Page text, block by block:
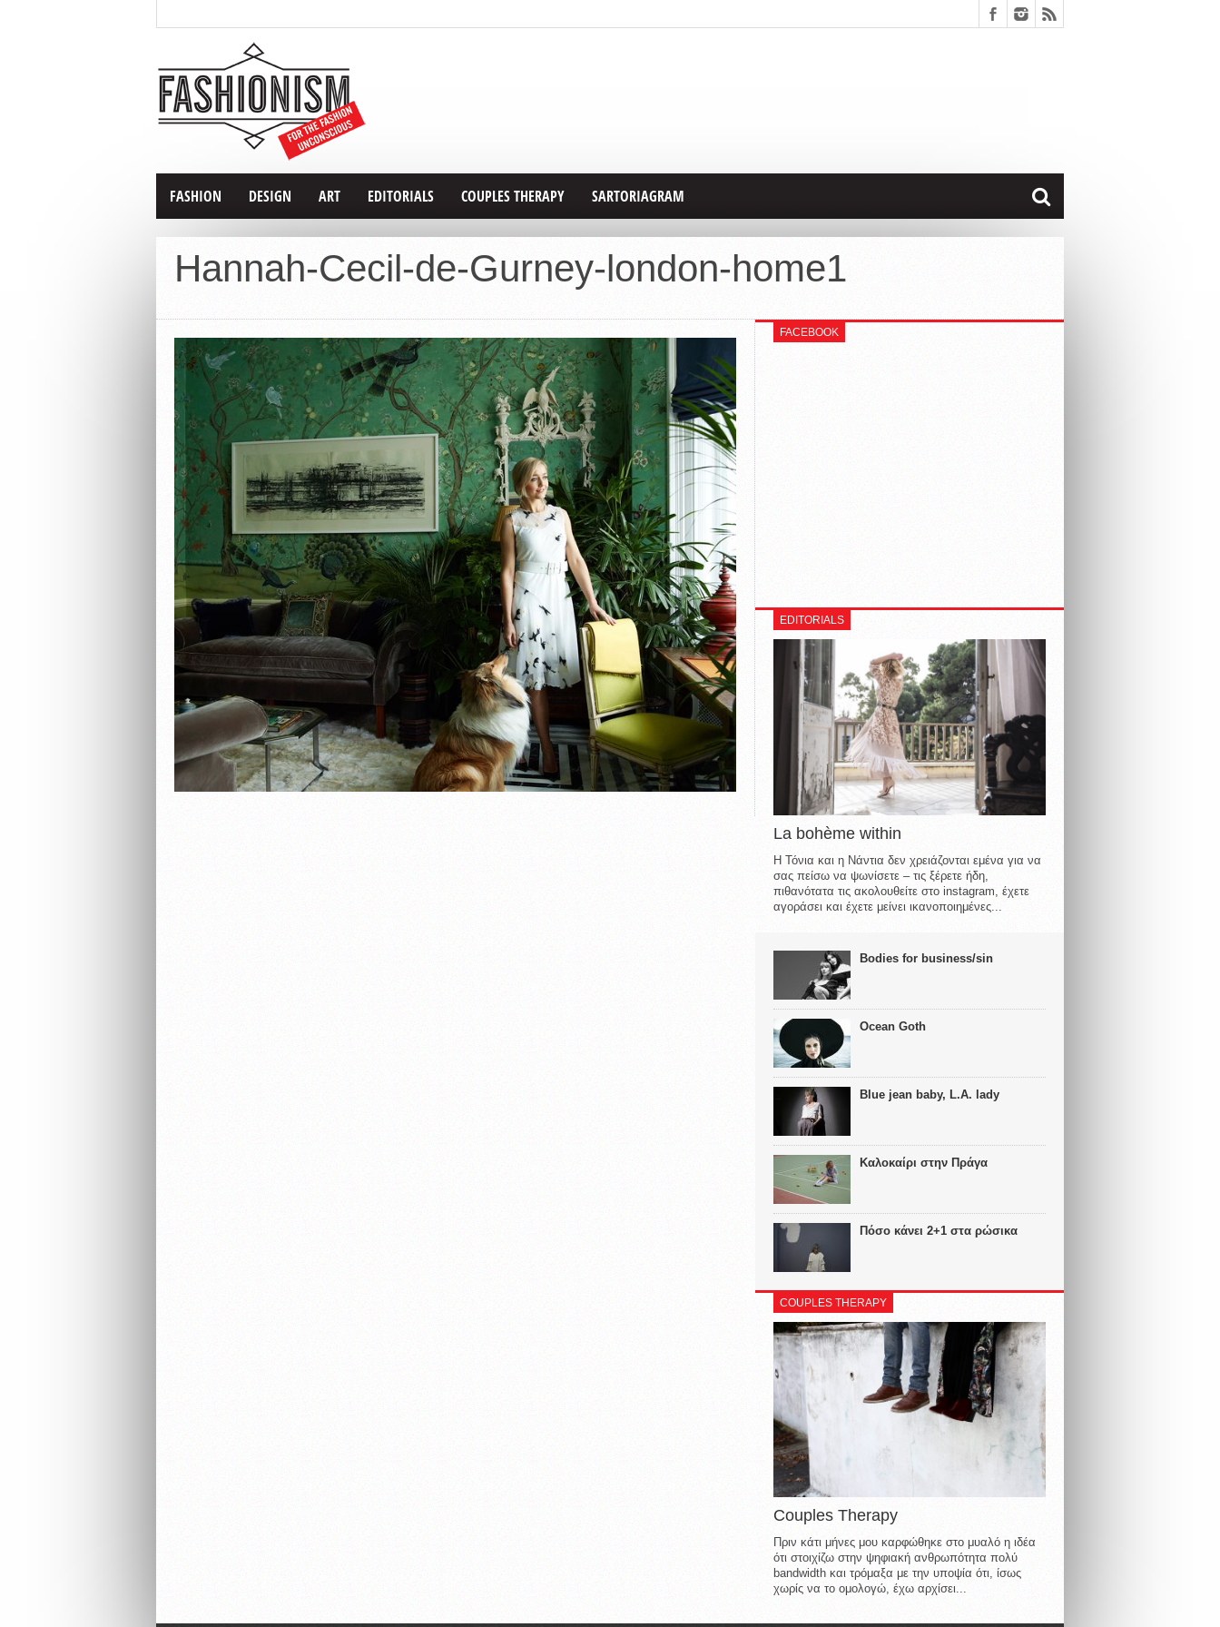
FASHION DESIGN ART EDITORIALS COUPLES THERAPY SARTORIAGRAM
Hannah-Cecil-de-Gurney-london-home1
FACEBOOK
EDITORIALS
La bohème within
Η Τόνια και η Νάντια δεν χρειάζονται εμένα για να
σας πείσω να ψωνίσετε – τις ξέρετε ήδη,
πιθανότατα τις ακολουθείτε στο instagram, έχετε
αγοράσει και έχετε μείνει ικανοποιημένες...
Bodies for business/sin
Ocean Goth
Blue jean baby, L.A. lady
Καλοκαίρι στην Πράγα
Πόσο κάνει 2+1 στα ρώσικα
COUPLES THERAPY
Couples Therapy
Πριν κάτι μήνες μου καρφώθηκε στο μυαλό η ιδέα
ότι στοιχίζω στην ψηφιακή ανθρωπότητα πολύ
bandwidth και τρόμαξα με την υποψία ότι, ίσως
χωρίς να το ομολογώ, έχω αρχίσει...